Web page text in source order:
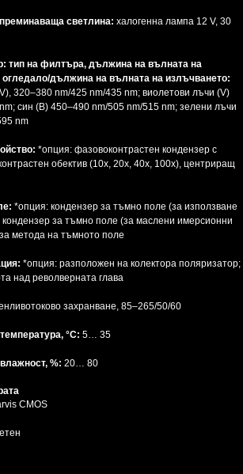
светлина: халогенна лампа 12 V, 30
тип на филтъра, дължина на вълната на
дължина на вълната на излъчването:
320–380 nm/425 nm/435 nm; виолетови лъчи (V)
син (B) 450–490 nm/505 nm/515 nm; зелени лъчи
nm
*опция: фазовоконтрастен кондензер с
обектив (10x, 20x, 40x, 100x), центриращ
*опция: кондензер за тъмно поле (за използване
кондензер за тъмно поле (за маслени имерсионни
метода на тъмното поле
*опция: разположен на колектора поляризатор;
над револверната глава
захранване, 85–265/50/60
°C: 5… 35
%: 20… 80
CMOS